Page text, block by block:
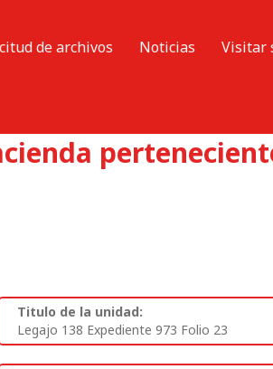
de archivos Noticias
Visitar
Titulo de la unidad:
Legajo 138 Expediente 973 Folio 23